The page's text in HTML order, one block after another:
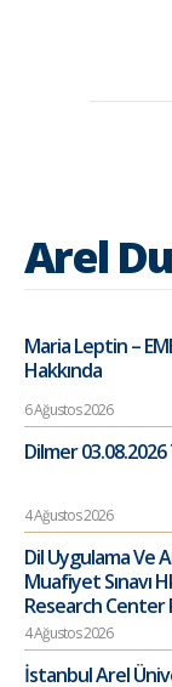
Arel
Maria Leptin –
Hakkında
6 Ağustos 2026
Dilmer
4 Ağustos 2026
Dil Uygulama Ve
Muafiyet Sınavı
Research Center
4 Ağustos 2026
İstanbul Arel